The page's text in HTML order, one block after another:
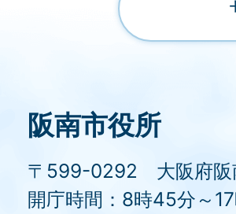
阪南市役所
〒599-0292 大阪府阪
開庁時間：8時45分～